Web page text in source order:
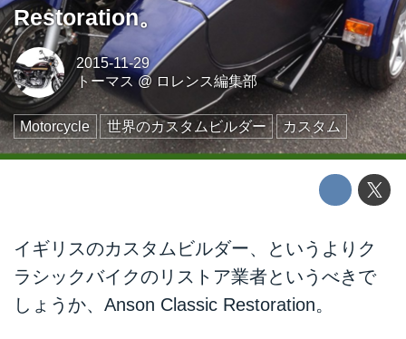
Restoration。
2015-11-29
トーマス @ ロレンス編集部
Motorcycle 世界のカスタムビルダー カスタム
イギリスのカスタムビルダー、というよりク
ラシックバイクのリストア業者というべきで
しょうか、Anson Classic Restoration。